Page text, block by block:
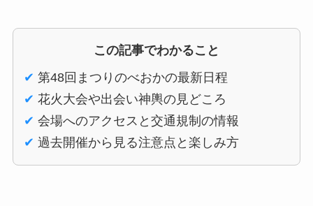
この記事でわかること
✔ 第48回まつりのべおかの最新日程
✔ 花火大会や出会い神輿の見どころ
✔ 会場へのアクセスと交通規制の情報
✔ 過去開催から見る注意点と楽しみ方